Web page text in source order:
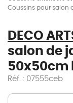
Coussins pour salon
DECO
salon de
50x50cm
Réf. : 07555ceb